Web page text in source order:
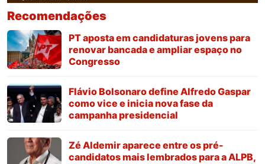
Recomendações
PT aposta em candidaturas jovens para
renovar bancada e ampliar espaço no
Congresso
Flávio Bolsonaro define Alfredo Gaspar
como vice e inicia nova fase da
campanha presidencial
Zé Aldemir aparece entre os pré-
candidatos mais lembrados para a ALPB,